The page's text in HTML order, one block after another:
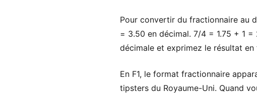
Pour convertir du fractionnaire au
= 3.50 en décimal. 7/4 = 1.75 + 1
décimale et exprimez le résultat
En F1, le format fractionnaire
tipsters du Royaume-Uni. Quand